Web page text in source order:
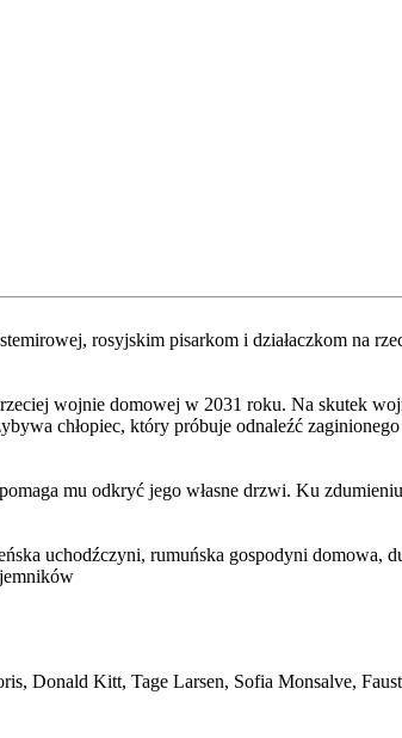
rosyjskim pisarkom i działaczkom na
wojnie domowej w 2031 roku. Na skutek
chłopiec, który próbuje odnaleźć
mu odkryć jego własne drzwi. Ku
uchodźczyni, rumuńska gospodyni
Donald Kitt, Tage Larsen, Sofia Monsalve,